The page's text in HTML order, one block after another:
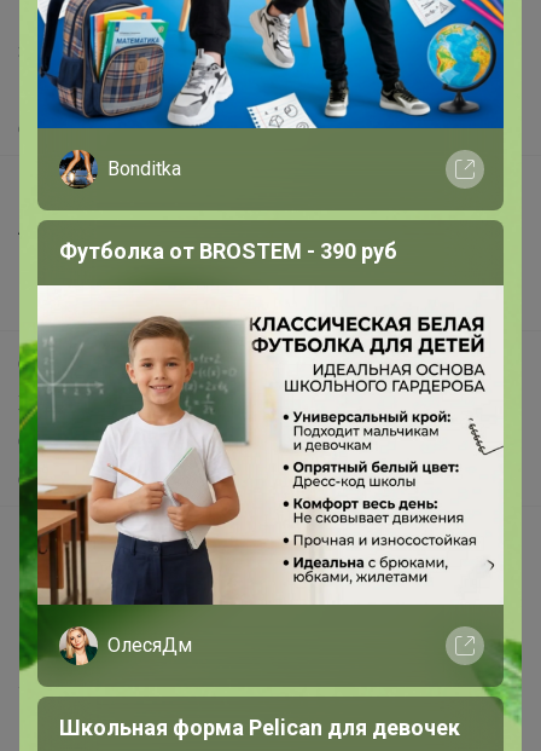
Написать в поддержку
Защита покупателя
Помощь
О нас
Все предложения
Анонсы
Новости
Самое выгодное
Хиты продаж
Самое желанное
Самое быстрое
Начать зарабатывать с 24-ok
Picabox.ru - Лучшее место для ваших изображений
Розыгрыш - Генератор случайных чисел
Пульс нашего маркетплейса
Укорачиватель ссылок
Bonditka
Футболка от BROSTEM - 390 руб
ОлесяДм
Школьная форма Pelican для девочек